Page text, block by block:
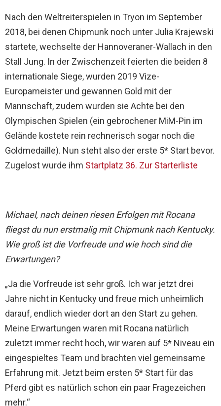
Nach den Weltreiterspielen in Tryon im September
2018, bei denen Chipmunk noch unter Julia Krajewski
startete, wechselte der Hannoveraner-Wallach in den
Stall Jung. In der Zwischenzeit feierten die beiden 8
internationale Siege, wurden 2019 Vize-
Europameister und gewannen Gold mit der
Mannschaft, zudem wurden sie Achte bei den
Olympischen Spielen (ein gebrochener MiM-Pin im
Gelände kostete rein rechnerisch sogar noch die
Goldmedaille). Nun steht also der erste 5* Start bevor.
Zugelost wurde ihm Startplatz 36. Zur Starterliste
Michael, nach deinen riesen Erfolgen mit Rocana
fliegst du nun erstmalig mit Chipmunk nach Kentucky.
Wie groß ist die Vorfreude und wie hoch sind die
Erwartungen?
„Ja die Vorfreude ist sehr groß. Ich war jetzt drei
Jahre nicht in Kentucky und freue mich unheimlich
darauf, endlich wieder dort an den Start zu gehen.
Meine Erwartungen waren mit Rocana natürlich
zuletzt immer recht hoch, wir waren auf 5* Niveau ein
eingespieltes Team und brachten viel gemeinsame
Erfahrung mit. Jetzt beim ersten 5* Start für das
Pferd gibt es natürlich schon ein paar Fragezeichen
mehr.“